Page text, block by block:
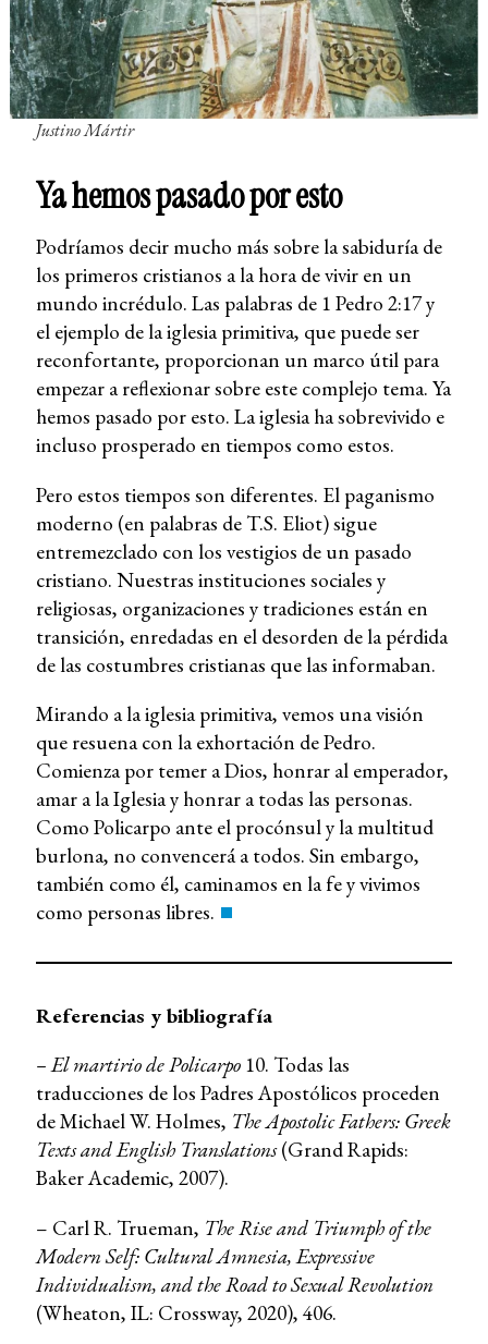
Justino Mártir
Ya hemos pasado por esto
Podríamos decir mucho más sobre la sabiduría de
los primeros cristianos a la hora de vivir en un
mundo incrédulo. Las palabras de 1 Pedro 2:17 y
el ejemplo de la iglesia primitiva, que puede ser
reconfortante, proporcionan un marco útil para
empezar a reflexionar sobre este complejo tema. Ya
hemos pasado por esto. La iglesia ha sobrevivido e
incluso prosperado en tiempos como estos.
Pero estos tiempos son diferentes. El paganismo
moderno (en palabras de T.S. Eliot) sigue
entremezclado con los vestigios de un pasado
cristiano. Nuestras instituciones sociales y
religiosas, organizaciones y tradiciones están en
transición, enredadas en el desorden de la pérdida
de las costumbres cristianas que las informaban.
Mirando a la iglesia primitiva, vemos una visión
que resuena con la exhortación de Pedro.
Comienza por temer a Dios, honrar al emperador,
amar a la Iglesia y honrar a todas las personas.
Como Policarpo ante el procónsul y la multitud
burlona, no convencerá a todos. Sin embargo,
también como él, caminamos en la fe y vivimos
como personas libres.
Referencias y bibliografía
– El martirio de Policarpo10. Todas las
traducciones de los Padres Apostólicos proceden
de Michael W. Holmes, The Apostolic Fathers: Greek
Texts and English Translations(Grand Rapids:
Baker Academic, 2007).
– Carl R. Trueman, The Rise and Triumph of the
Modern Self: Cultural Amnesia, Expressive
Individualism, and the Road to Sexual Revolution
(Wheaton, IL: Crossway, 2020), 406.